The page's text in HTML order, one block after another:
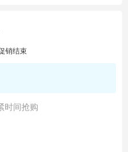
销结束
时间抢购